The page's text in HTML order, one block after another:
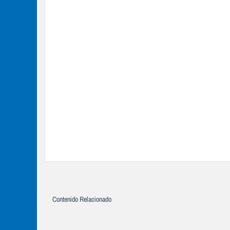
Contenido Relacionado